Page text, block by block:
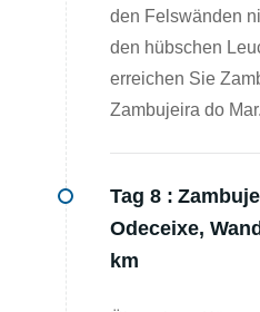
den Felswänden
den hübschen
erreichen Sie
Zambujeira do Mar.
Tag 8 :
Odeceixe,
km